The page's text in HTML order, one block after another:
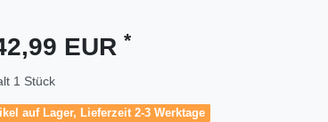
EUR *
1 Stück
auf Lager, Lieferzeit 2-3 Werktage